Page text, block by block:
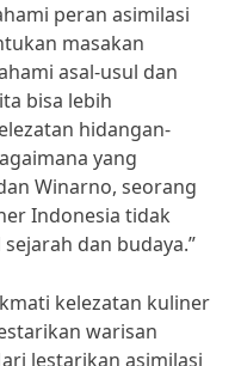
peran asimilasi
masakan
asal-usul dan
bisa lebih
hidangan-
yang
Winarno, seorang
Indonesia tidak
dan budaya.”
kelezatan kuliner
warisan
lestarikan asimilasi